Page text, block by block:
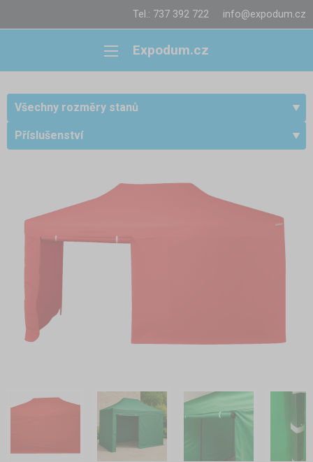
Tel.: 737 392 722 info@expodum.cz
Expodum.cz
Všechny rozměry stanů
Příslušenství